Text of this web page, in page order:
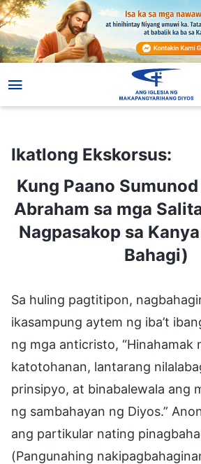
Ikatlong Ekskorsus:
Kung Paano
Abraham sa mga
Nagpasakop sa
Bahagi)
Sa huling pagtitipon,
ikasampung aytem ng iba’t
ng mga anticristo, “Hinahamak
katotohanan, lantarang
prinsipyo, at binabalewala ang
ng sambahayan ng Diyos.”
ang partikular nating
(Pangunahing